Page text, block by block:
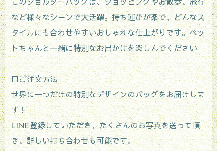
など様々なシーンで大活躍。持ち運びが楽で、どんなス
タイルにも合わせやすいおしゃれな仕上がりです。ペッ
トちゃんと一緒に特別なお出かけを楽しんでください！
□ご注文方法
世界に一つだけの特別なデザインのバッグをお届けしま
す！
LINE登録していただき、たくさんのお写真を送って頂
き、詳しい打ち合わせも可能です。